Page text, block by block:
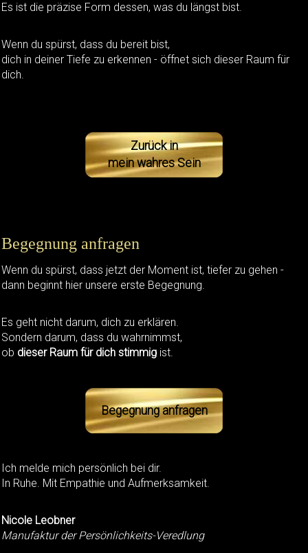
Es ist die präzise Form dessen, was du längst bist.
Wenn du spürst, dass du bereit bist,
dich in deiner Tiefe zu erkennen - öffnet sich dieser Raum für
dich.
Zurück in
mein wahres Sein
Begegnung anfragen
Wenn du spürst, dass jetzt der Moment ist, tiefer zu gehen -
dann beginnt hier unsere erste Begegnung.
Es geht nicht darum, dich zu erklären.
Sondern darum, dass du wahrnimmst,
ob dieser Raum für dich stimmig ist.
Begegnung anfragen
Ich melde mich persönlich bei dir.
In Ruhe. Mit Empathie und Aufmerksamkeit.
Nicole Leobner
Manufaktur der Persönlichkeits-Veredlung